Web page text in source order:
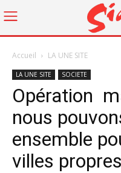
Accueil LA UNE SITE
LA UNE SITE SOCIETE
Opération
nous
ensemble
villes